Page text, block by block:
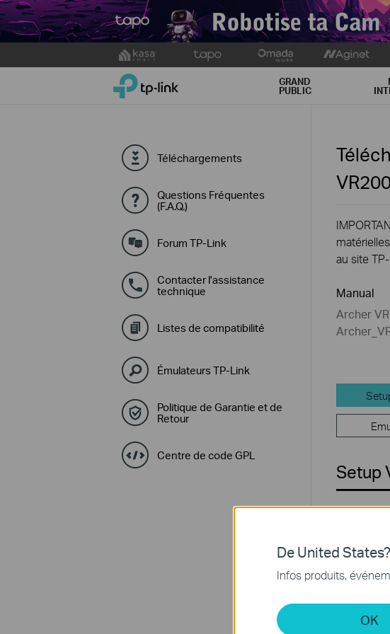
to
TP-Link, Reliably Smart GRAND
PUBLIC
Téléchargements
Questions Fréquentes
(F.A.Q.)
Forum TP-Link
Contacter l'assistance
technique
Listes de compatibilité
Émulateurs TP-Link
Politique de Garantie et de
Retour
Centre de code GPL
au site
Manual
Archer
Setup
De United States?
Infos produits,
OK